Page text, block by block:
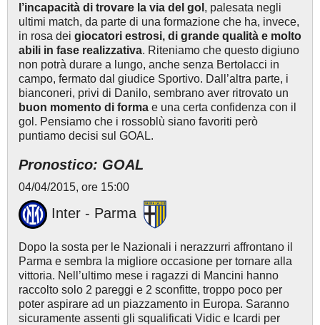
l’incapacità di trovare la via del gol , palesata negli
ultimi match, da parte di una formazione che ha, invece,
in rosa dei giocatori estrosi, di grande qualità e molto
abili in fase realizzativa. Riteniamo che questo digiuno
non potrà durare a lungo, anche senza Bertolacci in
campo, fermato dal giudice Sportivo. Dall’altra parte, i
bianconeri, privi di Danilo, sembrano aver ritrovato un
buon momento di forma e una certa confidenza con il
gol. Pensiamo che i rossoblù siano favoriti però
puntiamo decisi sul GOAL.
Pronostico: GOAL
04/04/2015, ore 15:00
Inter - Parma
Dopo la sosta per le Nazionali i nerazzurri affrontano il
Parma e sembra la migliore occasione per tornare alla
vittoria. Nell’ultimo mese i ragazzi di Mancini hanno
raccolto solo 2 pareggi e 2 sconfitte, troppo poco per
poter aspirare ad un piazzamento in Europa. Saranno
sicuramente assenti gli squalificati Vidic e Icardi per